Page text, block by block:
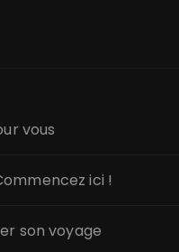
vous
ici !
son voyage